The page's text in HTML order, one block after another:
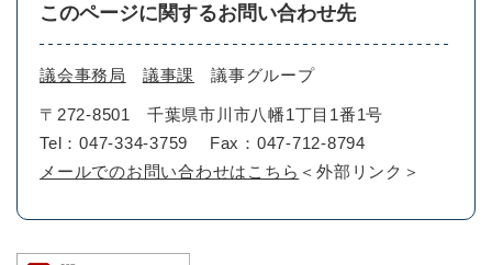
このページに関するお問い合わせ先
議会事務局 議事課 議事グループ
〒272-8501
千葉県市川市八幡1丁目1番1号
Tel：047-334-3759
Fax：047-712-8794
メールでのお問い合わせはこちら ＜外部リンク＞